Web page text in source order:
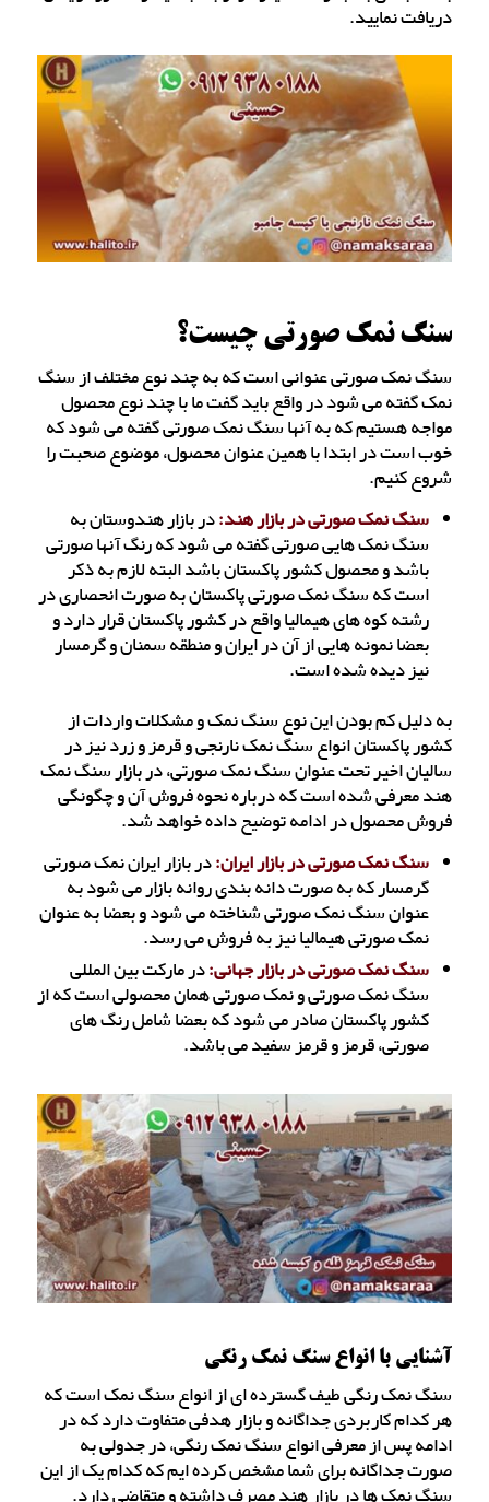
دریافت نمایید.
سنگ نمک صورتی چیست؟
سنگ نمک صورتی عنوانی است که به چند نوع مختلف از سنگ
نمک گفته می شود در واقع باید گفت ما با چند نوع محصول
مواجه هستیم که به آنها سنگ نمک صورتی گفته می شود که
خوب است در ابتدا با همین عنوان محصول، موضوع صحبت را
شروع کنیم.
سنگ نمک صورتی در بازار هند:در بازار هندوستان به
سنگ نمک هایی صورتی گفته می شود که رنگ آنها صورتی
باشد و محصول کشور پاکستان باشد البته لازم به ذکر
است که سنگ نمک صورتی پاکستان به صورت انحصاری در
رشته کوه های هیمالیا واقع در کشور پاکستان قرار دارد و
بعضا نمونه هایی از آن در ایران و منطقه سمنان و گرمسار
نیز دیده شده است.
به دلیل کم بودن این نوع سنگ نمک و مشکلات واردات از
کشور پاکستان انواع سنگ نمک نارنجی و قرمز و زرد نیز در
سالیان اخیر تحت عنوان سنگ نمک صورتی، در بازار سنگ نمک
هند معرفی شده است که درباره نحوه فروش آن و چگونگی
فروش محصول در ادامه توضیح داده خواهد شد.
سنگ نمک صورتی در بازار ایران:در بازار ایران نمک صورتی
گرمسار که به صورت دانه بندی روانه بازار می شود به
عنوان سنگ نمک صورتی شناخته می شود و بعضا به عنوان
نمک صورتی هیمالیا نیز به فروش می رسد.
سنگ نمک صورتی در بازار جهانی:در مارکت بین المللی
سنگ نمک صورتی و نمک صورتی همان محصولی است که از
کشور پاکستان صادر می شود که بعضا شامل رنگ های
صورتی، قرمز و قرمز سفید می باشد.
آشنایی با انواع سنگ نمک رنگی
سنگ نمک رنگی طیف گسترده ای از انواع سنگ نمک است که
هر کدام کاربردی جداگانه و بازار هدفی متفاوت دارد که در
ادامه پس از معرفی انواع سنگ نمک رنگی، در جدولی به
صورت جداگانه برای شما مشخص کرده ایم که کدام یک از این